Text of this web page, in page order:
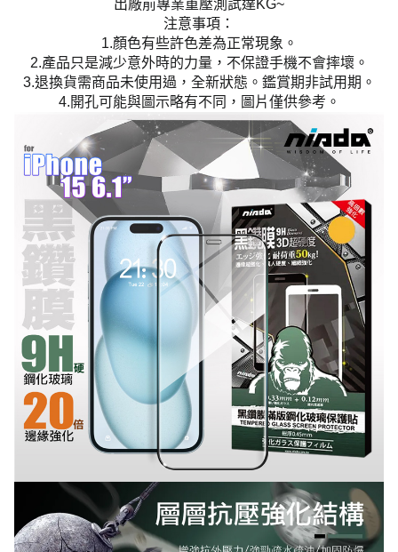
出廠前專業重壓測試達KG~
注意事項：
1.顏色有些許色差為正常現象。
2.產品只是減少意外時的力量，不保證手機不會摔壞。
3.退換貨需商品未使用過，全新狀態。鑑賞期非試用期。
4.開孔可能與圖示略有不同，圖片僅供參考。